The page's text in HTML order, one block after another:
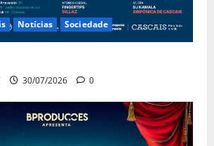
Notícias Sociedade
30/07/2026 0